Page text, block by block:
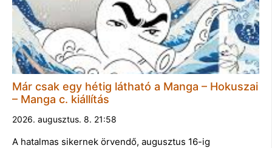
Már csak egy hétig látható a Manga – Hokuszai
– Manga c. kiállítás
2026. augusztus. 8. 21:58
A hatalmas sikernek örvendő, augusztus 16-ig